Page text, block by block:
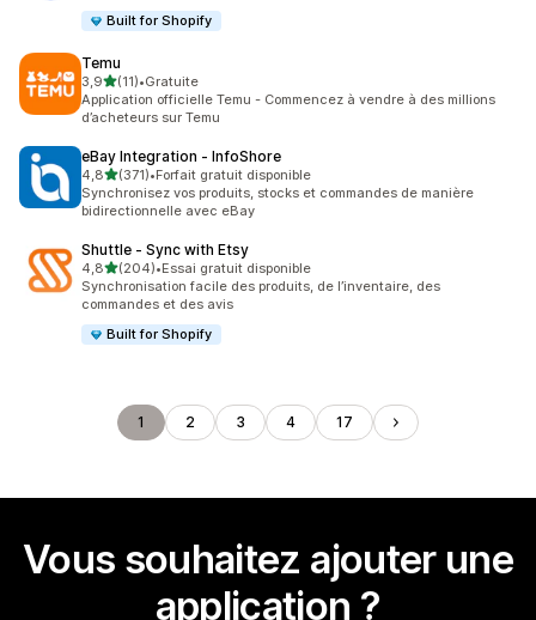
Built for Shopify
Temu
3,9étoile(s) sur 5
(11)
11 avis au total
•Gratuite
Application officielle Temu - Commencez à vendre à des millions
d’acheteurs sur Temu
eBay Integration ‑ InfoShore
4,8étoile(s) sur 5
(371)
371 avis au total
•Forfait gratuit disponible
Synchronisez vos produits, stocks et commandes de manière
bidirectionnelle avec eBay
Shuttle ‑ Sync with Etsy
4,8étoile(s) sur 5
(204)
204 avis au total
•Essai gratuit disponible
Synchronisation facile des produits, de l’inventaire, des
commandes et des avis
Built for Shopify
1 2 3 4 17
Vous souhaitez ajouter une
application ?